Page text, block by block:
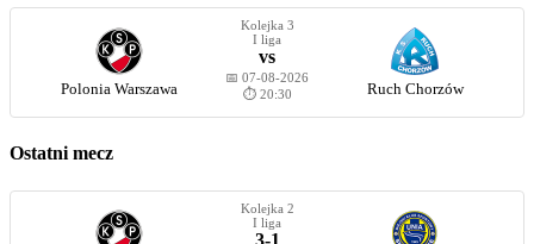
Polonia Warszawa
Kolejka 3
I liga
vs
📅 07-08-2026
⏱️ 20:30
Ruch Chorzów
Ostatni mecz
Kolejka 2
I liga
3-1